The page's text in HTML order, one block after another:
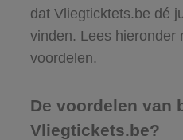
dat Vliegticktets.be dé
vinden. Lees hieronder
voordelen.
De voordelen van
Vliegtickets.be?